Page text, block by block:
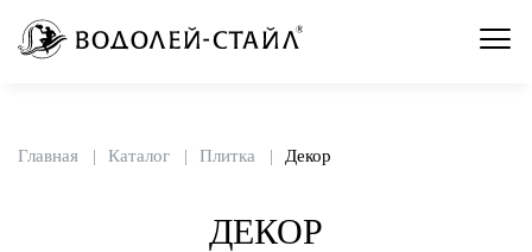
Главная Каталог Плитка Декор
ДЕКОР